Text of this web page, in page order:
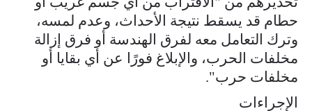
حطام قد يسقط نتيجة الأحداث، وعدم لمسه،
وترك التعامل معه لفرق الهندسة أو فرق إزالة
مخلفات الحرب، والإبلاغ فورًا عن أي بقايا أو
مخلفات حرب".
الإجراءات